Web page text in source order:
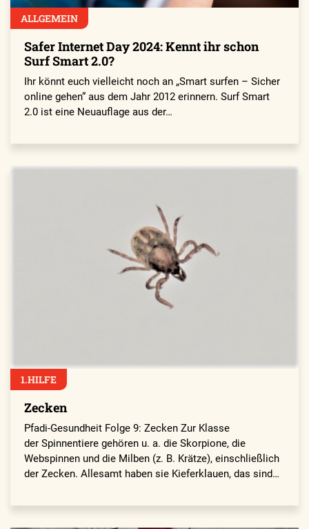
ALLGEMEIN
Safer Internet Day 2024: Kennt ihr schon
Surf Smart 2.0?
Ihr könnt euch vielleicht noch an „Smart surfen – Sicher
online gehen“ aus dem Jahr 2012 erinnern. Surf Smart
2.0 ist eine Neuauflage aus der…
1.HILFE
Zecken
Pfadi-Gesundheit Folge 9: Zecken Zur Klasse
der Spinnentiere gehören u. a. die Skorpione, die
Webspinnen und die Milben (z. B. Krätze), einschließlich
der Zecken. Allesamt haben sie Kieferklauen, das sind…